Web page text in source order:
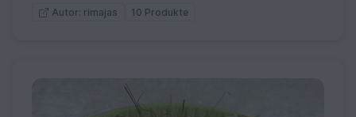
Autor: rimajas 10 Produkte